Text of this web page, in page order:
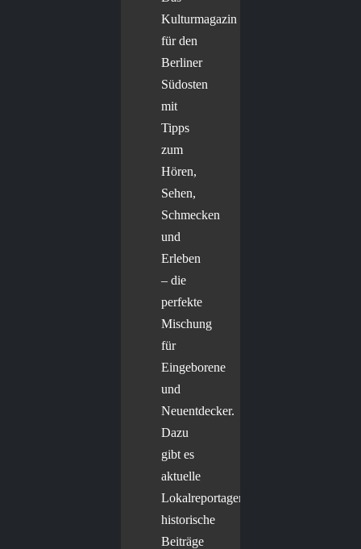
Kulturmagazin
für den
Berliner
Südosten
mit
Tipps
zum
Hören,
Sehen,
Schmecken
und
Erleben
– die
perfekte
Mischung
für
Eingeborene
und
Neuentdecker.
Dazu
gibt es
aktuelle
Lokalreportagen,
historische
Beiträge